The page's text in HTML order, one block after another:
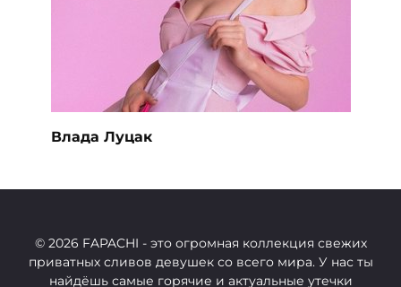
Влада Луцак
© 2026 FAPACHI - это огромная коллекция свежих
приватных сливов девушек со всего мира. У нас ты
найдёшь самые горячие и актуальные утечки